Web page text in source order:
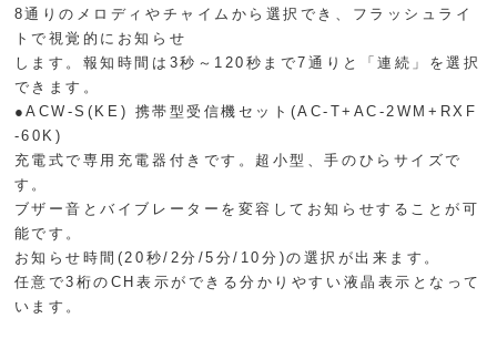
8通りのメロディやチャイムから選択でき、フラッシュライ
トで視覚的にお知らせ
します。報知時間は3秒～120秒まで7通りと「連続」を選択
できます。
●ACW-S(KE) 携帯型受信機セット(AC-T+AC-2WM+RXF
-60K)
充電式で専用充電器付きです。超小型、手のひらサイズで
す。
ブザー音とバイブレーターを変容してお知らせすることが可
能です。
お知らせ時間(20秒/2分/5分/10分)の選択が出来ます。
任意で3桁のCH表示ができる分かりやすい液晶表示となって
います。